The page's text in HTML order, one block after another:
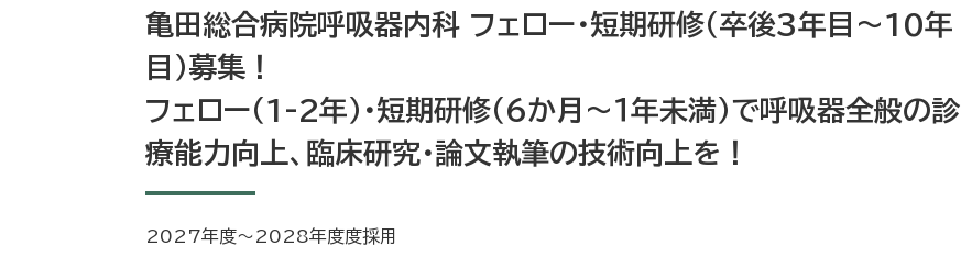
亀田総合病院呼吸器内科 フェロー・短期研修（卒後3年目〜10年
目）募集！
フェロー（1-2年）・短期研修（6か月～１年未満）で呼吸器全般の診
療能力向上、臨床研究・論文執筆の技術向上を！
2027年度～2028年度度採用